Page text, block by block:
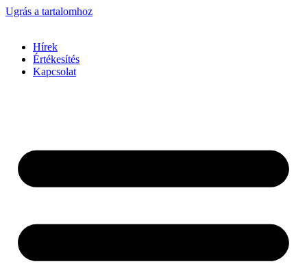
Ugrás a tartalomhoz
Hírek
Értékesítés
Kapcsolat